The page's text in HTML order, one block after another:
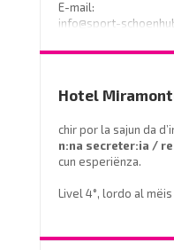
E-mail:
info@sport-
- Tel. 0474 555141
Hotel
chir por la sajun da
n:na secreter:ia /
cun esperiënza.
Livel 4°, lordo al